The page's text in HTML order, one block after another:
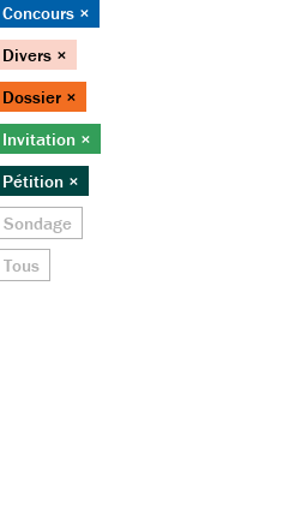
Concours ×
Divers ×
Dossier ×
Invitation ×
Pétition ×
Sondage
Tous